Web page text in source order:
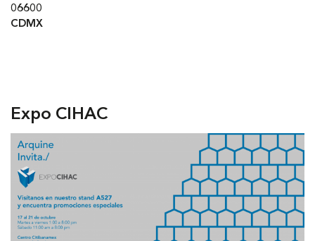
06600
CDMX
Expo CIHAC